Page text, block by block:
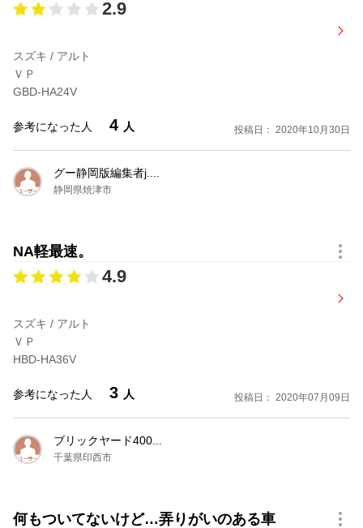
2.9
スズキ / アルト
ＶＰ
GBD-HA24V
参考になった人 4 人 投稿日： 2020年10月30日
グー静岡版編集者j....
静岡県焼津市
NA軽最速。
4.9
スズキ / アルト
ＶＰ
HBD-HA36V
参考になった人 3 人 投稿日： 2020年07月09日
ブリックヤード400...
千葉県印西市
何もついてないけど…弄りがいのある車